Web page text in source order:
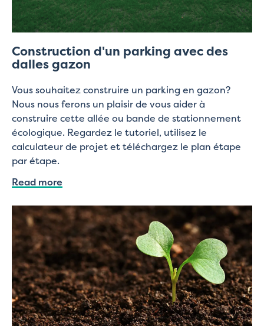
Construction d'un parking avec des
dalles gazon
Vous souhaitez construire un parking en gazon?
Nous nous ferons un plaisir de vous aider à
construire cette allée ou bande de stationnement
écologique. Regardez le tutoriel, utilisez le
calculateur de projet et téléchargez le plan étape
par étape.
Read more